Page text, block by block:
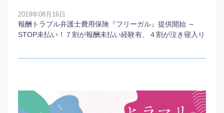
2019年08月16日
報酬トラブル弁護士費用保険『フリーガル』提供開始 ～
STOP未払い！７割が報酬未払い経験有、４割が泣き寝入り